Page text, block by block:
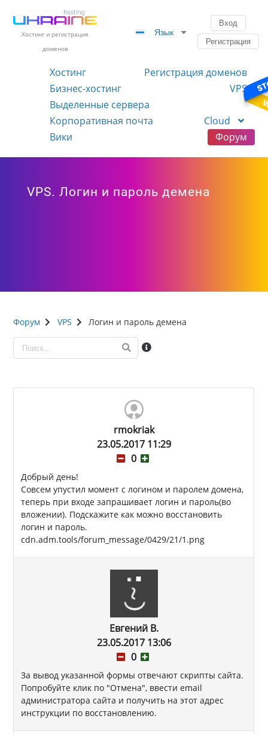
Хостинг и регистрация
доменов
Язык
Вход
Регистрация
Хостинг
Регистрация доменов
Бизнес-хостинг
VPS
Выделенные сервера
Корпоративная почта
Cloud
Вики
Форум
VPS. Логин и пароль демена
Форум VPS Логин и пароль демена
rmokriak
23.05.2017 11:29
0
Добрый день!
Совсем упустил момент с логином и паролем домена,
теперь при входе запрашивает логин и пароль(во
вложении). Подскажите как можно восстановить
логин и пароль.
cdn.adm.tools/forum_message/0429/21/1.png
Евгений В.
23.05.2017 13:06
0
За вывод указанной формы отвечают скрипты сайта.
Попробуйте клик по "Отмена", ввести email
администратора сайта и получить на этот адрес
инструкции по восстановлению.